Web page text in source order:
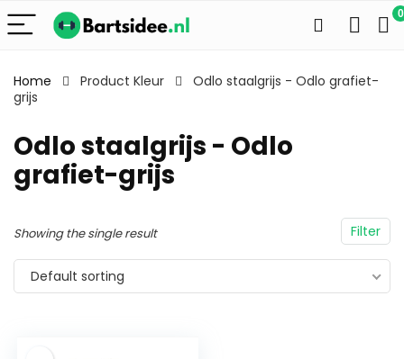
0
Home Product Kleur
Odlo staalgrijs - Odlo grafiet-
grijs
Odlo staalgrijs - Odlo
grafiet-grijs
Filter
Showing the single result
Default sorting